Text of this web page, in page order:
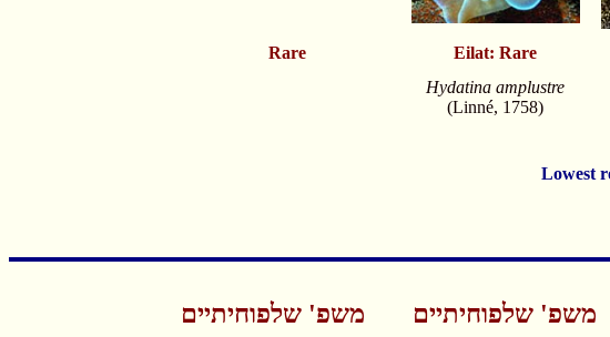
Rare Eilat: Rare
Hydatina amplustre
(Linné, 1758)
משפ' שלפוחיתיים משפ' שלפוחיתיים